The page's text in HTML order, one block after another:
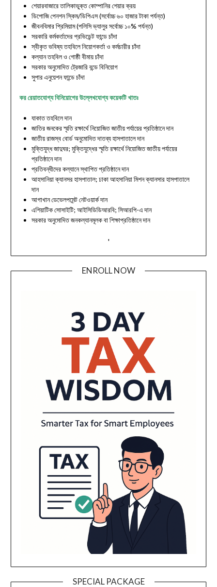
শেয়ারবাজারে তালিকাভুক্ত কোম্পানির শেয়ার ক্রয়
ডিপোজি পেনশন স্কিম/ডিপিএস (সর্বোচ্চ ৬০ হাজার টাকা পর্যন্ত)
জীবনবিমার প্রিমিয়াম (পলিসি ভ্যালুর সর্বোচ্চ ১০% পর্যন্ত)
সরকারি কর্মকর্তাদের প্রভিডেন্ট ফান্ডে চাঁদা
স্বীকৃত ভবিষ্য তহবিলে নিয়োগকর্তা ও কর্মচারীর চাঁদা
কল্যান তহবিল ও গোষ্ঠী বীমায় চাঁদা
সরকার অনুমোদিত ট্রেজারি বন্ডে বিনিয়োগ
সুপার এনুয়েশন ফান্ডে চাঁদা
কর রেয়াতযোগ্য বিনিয়োগের উল্লেখযোগ্য কয়েকটি খাতঃ
যাকাত তহবিলে দান
জাতির জনকের স্মৃতি রক্ষার্থে নিয়োজিত জাতীয় পর্যায়ের প্রতিষ্ঠানে দান
জাতীয় রাজস্ব বোর্ড অনুমোদিত দাতব্য হাসপাতালে দান
মুক্তিযুদ্ধ জাদুঘর; মুক্তিযুদ্ধের স্মৃতি রক্ষার্থে নিয়োজিত জাতীয় পর্যায়ের
প্রতিষ্ঠানে দান
প্রতিবন্ধীদের কল্যানে স্থাপিত প্রতিষ্ঠানে দান
আহসানিয়া ক্যানসর হাসপাতাল; ঢাকা আহসানিয়া মিশন ক্যানসার হাসপাতালে
দান
আগাখান ডেভেলপমেন্ট নেটওয়ার্ক দান
এশিয়াটিক সোসাইটি; আইসিডিডিআরবি; সিআরপি-এ দান
সরকার অনুমোদিত জনকল্যানমূলক বা শিক্ষাপ্রতিষ্ঠানে দান
'
ENROLL NOW
SPECIAL PACKAGE